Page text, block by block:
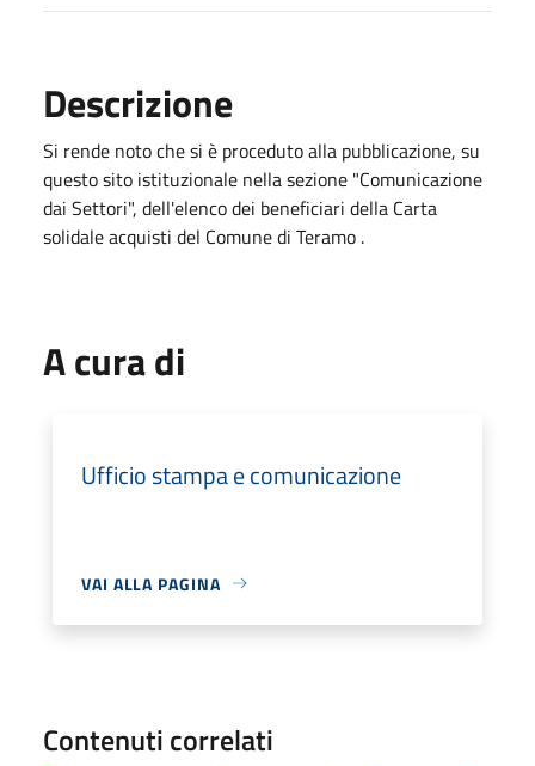
Descrizione
Si rende noto che si è proceduto alla pubblicazione, su
questo sito istituzionale nella sezione "Comunicazione
dai Settori", dell'elenco dei beneficiari della Carta
solidale acquisti del Comune di Teramo .
A cura di
Ufficio stampa e comunicazione
VAI ALLA PAGINA
Contenuti correlati